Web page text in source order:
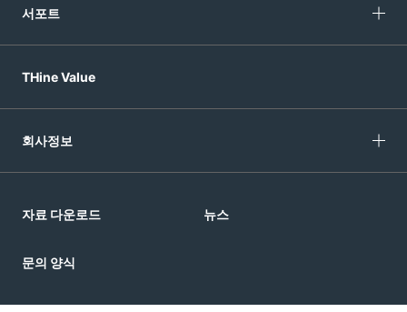
서포트
THine Value
회사정보
자료 다운로드 뉴스
문의 양식